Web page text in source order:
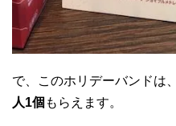
で、このホリデーバンドは
人1個 もらえます。